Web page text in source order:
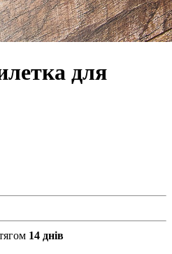
для
14 днів